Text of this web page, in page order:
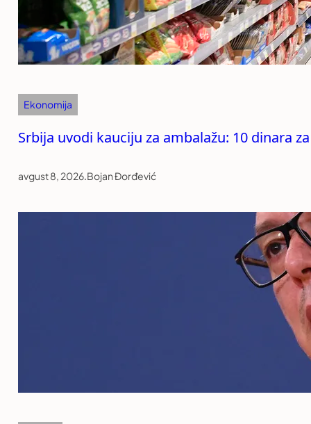
Ekonomija
Srbija uvodi kauciju za ambalažu: 10 dinara
avgust 8, 2026.Bojan Đorđević